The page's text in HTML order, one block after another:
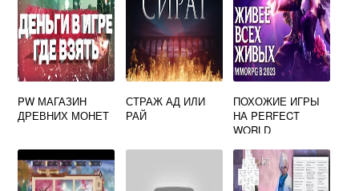
PW МАГАЗИН
ДРЕВНИХ МОНЕТ
СТРАЖ АД ИЛИ
РАЙ
ПОХОЖИЕ ИГРЫ
НА PERFECT
WORLD